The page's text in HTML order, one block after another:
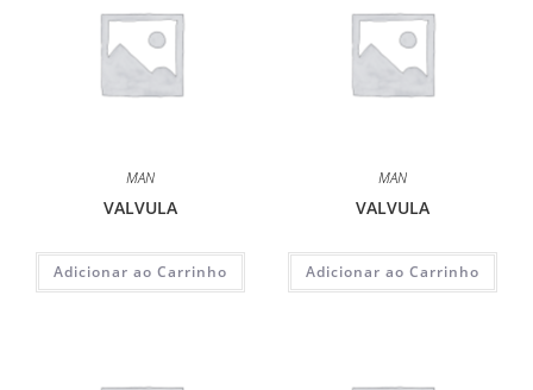
MAN
VALVULA
Adicionar ao Carrinho
MAN
VALVULA
Adicionar ao Carrinho